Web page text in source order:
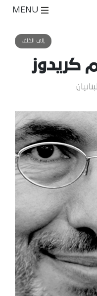
إلى الخلف
كريدوز